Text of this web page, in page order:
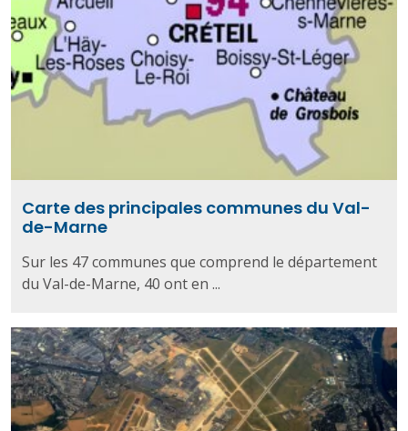
Carte des principales communes du Val-
de-Marne
Sur les 47 communes que comprend le département
du Val-de-Marne, 40 ont en ...